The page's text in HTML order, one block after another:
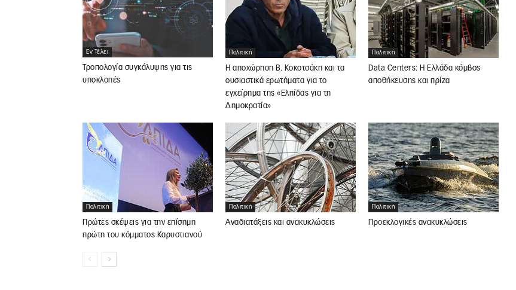
Εν Τέλει
Τροπολογία συγκάλυψης για τις
υποκλοπές
Πολιτική
Η αποχώρηση Β. Κοκοτσάκη και τα
ουσιαστικά ερωτήματα για το
εγχείρημα της «Ελπίδας για τη
Δημοκρατία»
Πολιτική
Data Centers: Η Ελλάδα κόμβος
αποθήκευσης και πρίζα
Πολιτική
Πρώτες σκέψεις για την επίσημη
πρώτη του κόμματος Καρυστιανού
Πολιτική
Αναδιατάξεις και ανακυκλώσεις
Πολιτική
Προεκλογικές ανακυκλώσεις